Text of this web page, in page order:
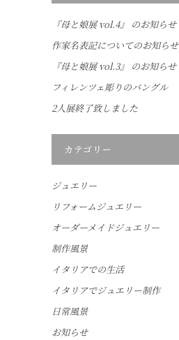
『母と娘展 vol.4』 のお知らせ
作家名表記についてのお知らせ
『母と娘展 vol.3』 のお知らせ
フィレンツェ彫りのバングル
2人展終了致しました
カテゴリー
ジュエリー
リフォームジュエリー
オーダーメイドジュエリー
制作風景
イタリアでの生活
イタリアでジュエリー制作
日常風景
お知らせ